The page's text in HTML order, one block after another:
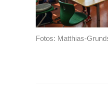
Fotos: Matthias-